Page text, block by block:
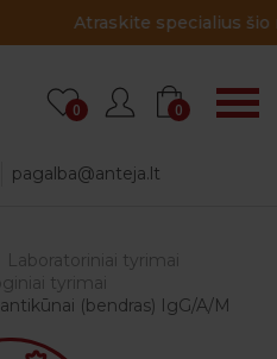
šio mėnesio pasiūlymus!
pagalba@anteja.lt
0 0
Laboratoriniai tyrimai
tyrimai
(bendras) IgG/A/M